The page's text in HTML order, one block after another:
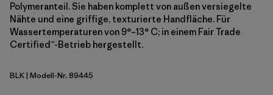
Polymeranteil. Sie haben komplett von außen versiegelte
Nähte und eine griffige, texturierte Handfläche. Für
Wassertemperaturen von 9°–13° C; in einem Fair Trade
Certified™-Betrieb hergestellt.
Black
BLK| Modell-Nr. 89445